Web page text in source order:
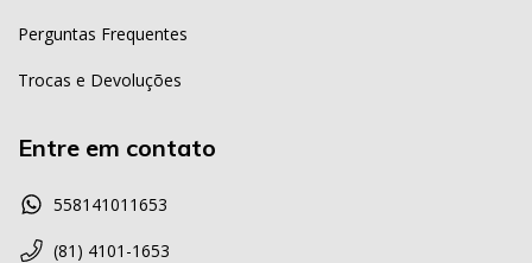
Perguntas Frequentes
Trocas e Devoluções
Entre em contato
558141011653
(81) 4101-1653